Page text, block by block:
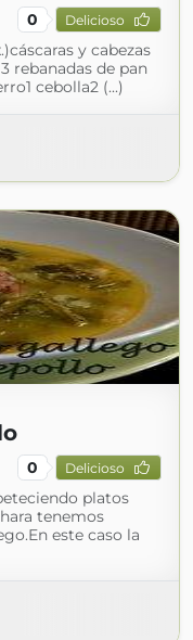
0 Delicioso
y cabezas
rebanadas de pan
cebolla2 (...)
0 Delicioso
platos
tenemos
este caso la